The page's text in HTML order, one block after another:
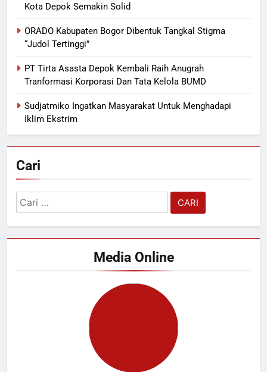
Kota Depok Semakin Solid
ORADO Kabupaten Bogor Dibentuk Tangkal Stigma
“Judol Tertinggi”
PT Tirta Asasta Depok Kembali Raih Anugrah
Tranformasi Korporasi Dan Tata Kelola BUMD
Sudjatmiko Ingatkan Masyarakat Untuk Menghadapi
Iklim Ekstrim
Cari
Cari
untuk:
Media Online